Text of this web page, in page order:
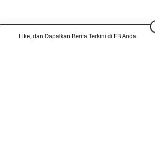
| 13.32
Like, dan Dapatkan Berita Terkini di FB Anda